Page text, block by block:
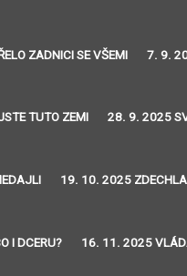
ZADNICI SE VŠEMI 7. 9.
TUTO ZEMI 28. 9. 2025
19. 10. 2025
I DCERU? 16. 11. 2025